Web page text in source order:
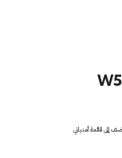
إلى قائمة أمنياتي